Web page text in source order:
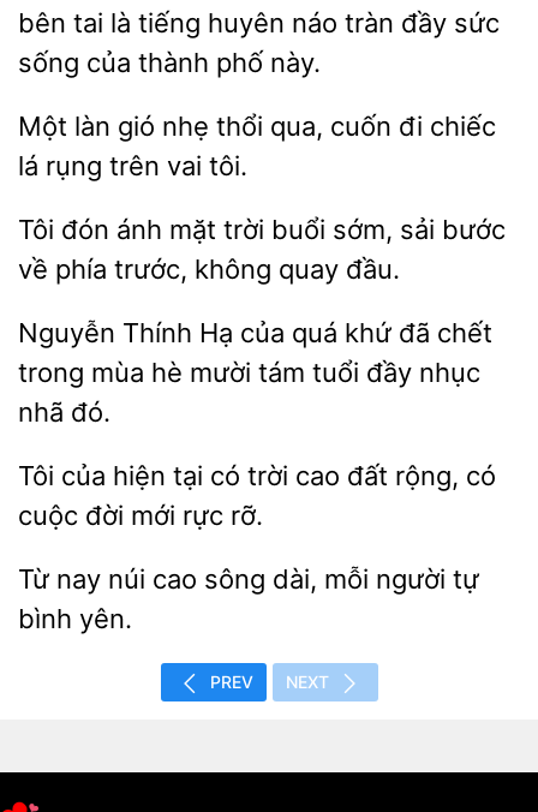
bên tai
tiếng huyên náo tràn đầy sức
của thành phố này.
Một gió nhẹ thổi qua,
đi chiếc
lá rụng trên
tôi.
Tôi đón ánh mặt trời buổi
sải
về phía trước, không quay
Nguyễn Thính Hạ của quá
chết
trong mùa
mười tám tuổi đầy nhục
nhã đó.
Tôi
hiện tại có trời cao đất rộng, có
đời mới
rỡ.
Từ núi cao sông
mỗi người tự
bình
PREV NEXT